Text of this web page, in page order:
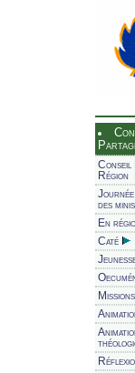
Conseil
Région
des
En
Caté